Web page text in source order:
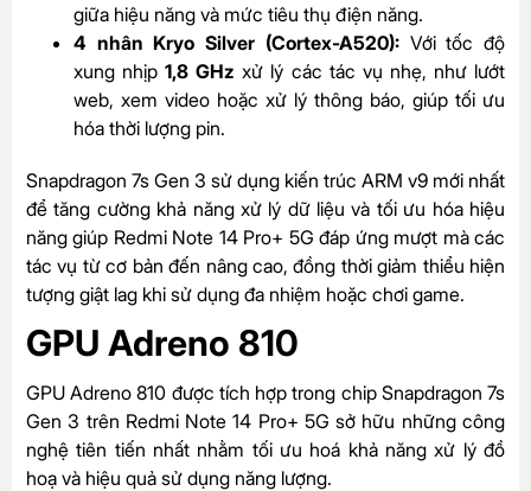
giữa hiệu năng và mức tiêu thụ điện năng.
4 nhân Kryo Silver (Cortex-A520):Với tốc độ
xung nhịp1,8 GHz xử lý các tác vụ nhẹ, như lướt
web, xem video hoặc xử lý thông báo, giúp tối ưu
hóa thời lượng pin.
Snapdragon 7s Gen 3 sử dụng kiến trúc ARM v9 mới nhất
để tăng cường khả năng xử lý dữ liệu và tối ưu hóa hiệu
năng giúp Redmi Note 14 Pro+ 5G đáp ứng mượt mà các
tác vụ từ cơ bản đến nâng cao, đồng thời giảm thiểu hiện
tượng giật lag khi sử dụng đa nhiệm hoặc chơi game.
GPU Adreno 810
GPU Adreno 810 được tích hợp trong chip Snapdragon 7s
Gen 3 trên Redmi Note 14 Pro+ 5G sở hữu những công
nghệ tiên tiến nhất nhằm tối ưu hoá khả năng xử lý đồ
hoạ và hiệu quả sử dụng năng lượng.